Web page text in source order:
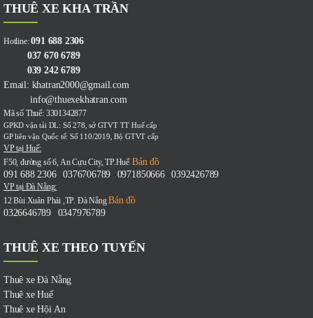
THUÊ XE KHA TRẦN
Hotline:091 688 2306
037 670 6789
039 242 6789
Email: khatran2000@gmail.com
info@thuexekhatran.com
Mã số Thuế: 3301342877
GPKD vận tải DL: Số 278, sở GTVT TT Huế cấp
GP liên vận Quốc tế: Số 110/2019, Bộ GTVT cấp
VP tại Huế:
F50, đường số 6, An Cựu City, TP.HuếBản đồ
091 688 2306
-0376706789 0971850666 -0392426789
VP tại Đà Nẵng:
12 Bùi Xuân Phái ,TP. Đà NẵngBản đồ
0326646789
0347976789
THUÊ XE THEO TUYẾN
Thuê xe Đà Nẵng
Thuê xe Huế
Thuê xe Hội An